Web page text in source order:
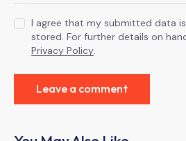
I agree that my submitted data
stored. For further details on
Privacy Policy.